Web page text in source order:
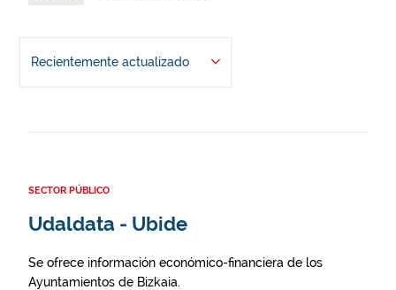
Recientemente actualizado
SECTOR PÚBLICO
Udaldata - Ubide
Se ofrece información económico-financiera de los
Ayuntamientos de Bizkaia.